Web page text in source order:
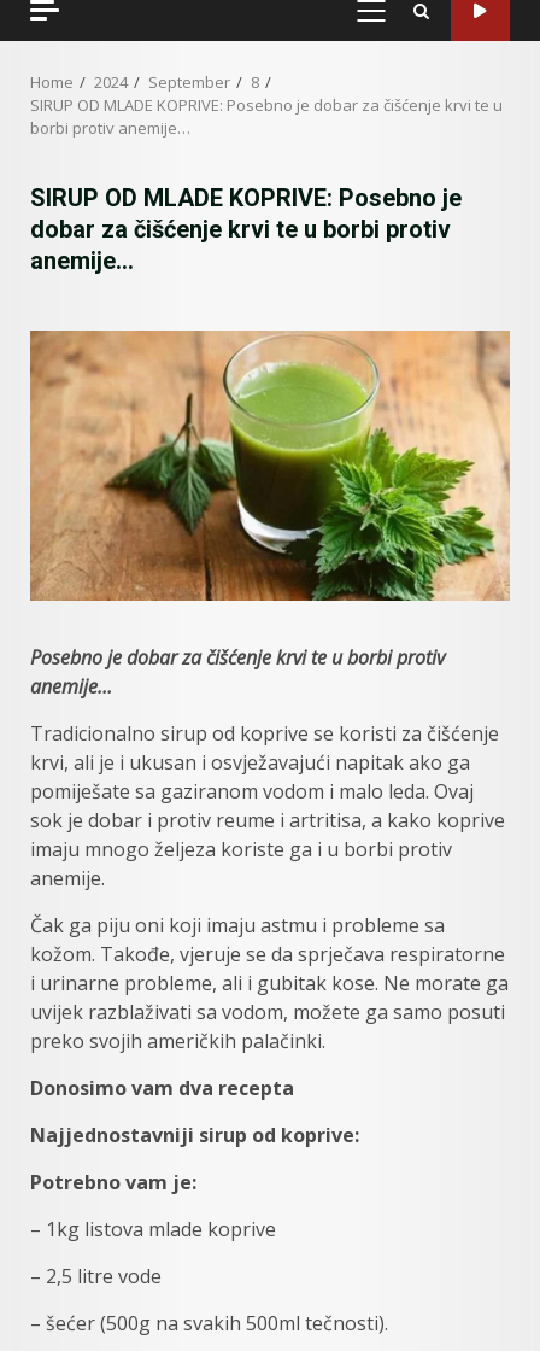
PRIMARY
Home 2024 September
8
SIRUP OD MLADE KOPRIVE: Posebno je dobar za čišćenje krvi te u
borbi protiv anemije…
SIRUP OD MLADE KOPRIVE: Posebno je
dobar za čišćenje krvi te u borbi protiv
anemije…
Posebno je dobar za čišćenje krvi te u borbi protiv
anemije…
Tradicionalno sirup od koprive se koristi za čišćenje
krvi, ali je i ukusan i osvježavajući napitak ako ga
pomiješate sa gaziranom vodom i malo leda. Ovaj
sok je dobar i protiv reume i artritisa, a kako koprive
imaju mnogo željeza koriste ga i u borbi protiv
anemije.
Čak ga piju oni koji imaju astmu i probleme sa
kožom. Takođe, vjeruje se da sprječava respiratorne
i urinarne probleme, ali i gubitak kose. Ne morate ga
uvijek razblaživati sa vodom, možete ga samo posuti
preko svojih američkih palačinki.
Donosimo vam dva recepta
Najjednostavniji sirup od koprive:
Potrebno vam je:
– 1kg listova mlade koprive
– 2,5 litre vode
– šećer (500g na svakih 500ml tečnosti).